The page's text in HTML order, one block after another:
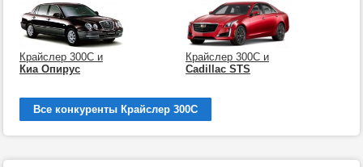
Крайслер 300С и
Киа Опирус
Крайслер 300С и
Cadillac STS
Все конкуренты Крайслер 300С